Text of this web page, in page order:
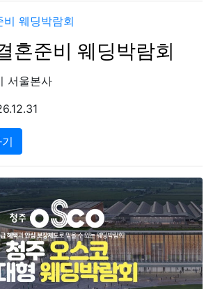
혼준비 웨딩박람회
서울본사